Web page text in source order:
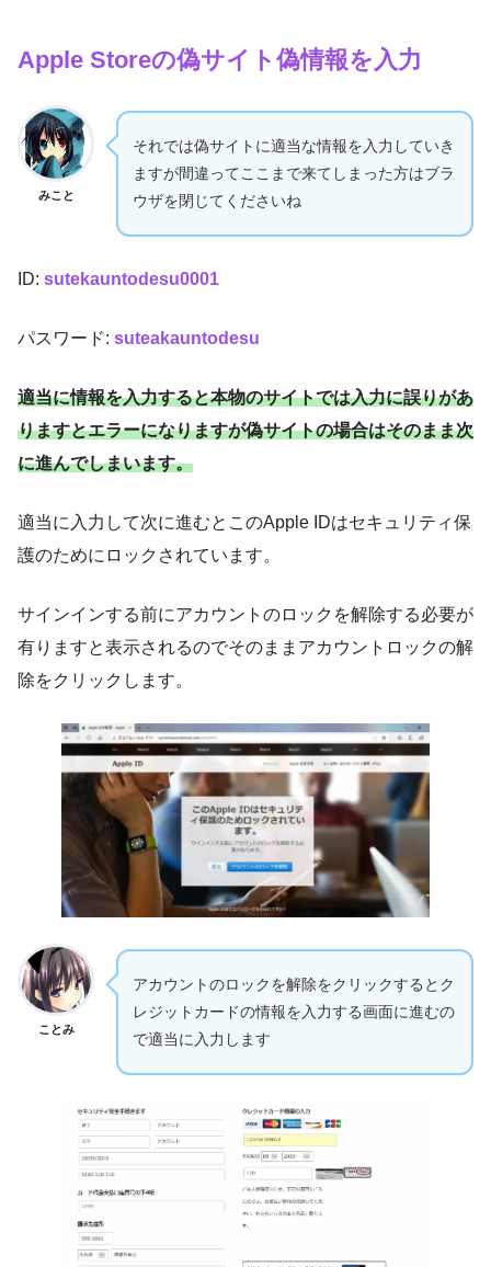
Apple Storeの偽サイト偽情報を入力
みこと
それでは偽サイトに適当な情報を入力していき
ますが間違ってここまで来てしまった方はブラ
ウザを閉じてくださいね
ID: sutekauntodesu0001
パスワード: suteakauntodesu
適当に情報を入力すると本物のサイトでは入力に誤りがあ
りますとエラーになりますが偽サイトの場合はそのまま次
に進んでしまいます。
適当に入力して次に進むとこのApple IDはセキュリティ保
護のためにロックされています。
サインインする前にアカウントのロックを解除する必要が
有りますと表示されるのでそのままアカウントロックの解
除をクリックします。
ことみ
アカウントのロックを解除をクリックするとク
レジットカードの情報を入力する画面に進むの
で適当に入力します